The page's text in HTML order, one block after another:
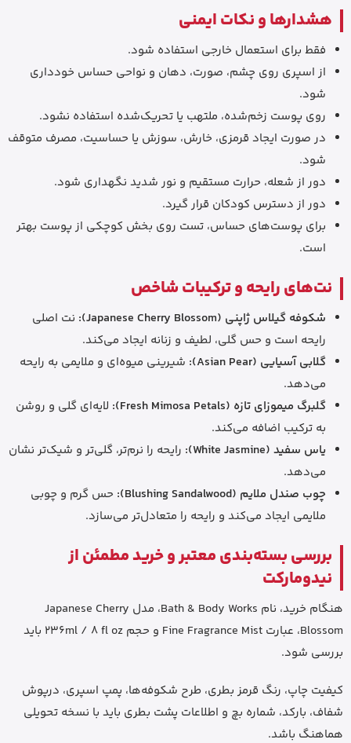
هشدارها و نکات ایمنی
فقط برای استعمال خارجی استفاده شود.
از اسپری روی چشم، صورت، دهان و نواحی حساس خودداری
شود.
روی پوست زخم‌شده، ملتهب یا تحریک‌شده استفاده نشود.
در صورت ایجاد قرمزی، خارش، سوزش یا حساسیت، مصرف متوقف
شود.
دور از شعله، حرارت مستقیم و نور شدید نگهداری شود.
دور از دسترس کودکان قرار گیرد.
برای پوست‌های حساس، تست روی بخش کوچکی از پوست بهتر
است.
نت‌های رایحه و ترکیبات شاخص
شکوفه گیلاس ژاپنی (Japanese Cherry Blossom):
نت اصلی
رایحه است و حس گلی، لطیف و زنانه ایجاد می‌کند.
گلابی آسیایی (Asian Pear):
شیرینی میوه‌ای و ملایمی به رایحه
می‌دهد.
گلبرگ میموزای تازه (Fresh Mimosa Petals):
لایه‌ای گلی و روشن
به ترکیب اضافه می‌کند.
یاس سفید (White Jasmine):
رایحه را نرم‌تر، گلی‌تر و شیک‌تر نشان
می‌دهد.
چوب صندل ملایم (Blushing Sandalwood):
حس گرم و چوبی
ملایمی ایجاد می‌کند و رایحه را متعادل‌تر می‌سازد.
بررسی بسته‌بندی معتبر و خرید مطمئن از
نیدومارکت
هنگام خرید، نام Bath & Body Works، مدل Japanese Cherry
Blossom، عبارت Fine Fragrance Mist و حجم 236ml / 8 fl oz باید
بررسی شود.
کیفیت چاپ، رنگ قرمز بطری، طرح شکوفه‌ها، پمپ اسپری، درپوش
شفاف، بارکد، شماره بچ و اطلاعات پشت بطری باید با نسخه تحویلی
هماهنگ باشد.